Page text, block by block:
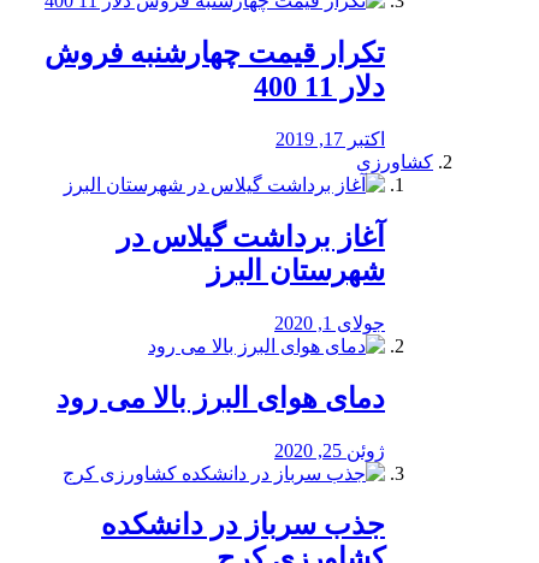
تکرار قیمت چهارشنبه فروش
دلار 11 400
اکتبر 17, 2019
کشاورزی
آغاز برداشت گیلاس در
شهرستان البرز
جولای 1, 2020
دمای هوای البرز بالا می رود
ژوئن 25, 2020
جذب سرباز در دانشکده